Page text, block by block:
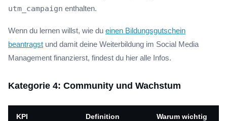
utm_campaign enthalten.
Wenn du lernen willst, wie du einen Bildungsgutschein
beantragst und damit deine Weiterbildung im Social Media
Management finanzierst, findest du hier alle Infos.
Kategorie 4: Community und Wachstum
KPI Definition Warum wichtig